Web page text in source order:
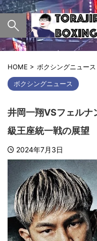
HOME > ボクシングニュース
ボクシングニュース
井岡一翔VSフェルナ
級王座統一戦の展望
2024年7月3日